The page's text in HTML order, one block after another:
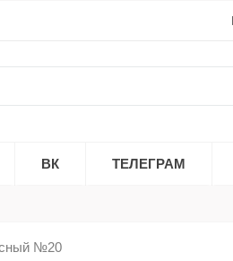
ВК ТЕЛЕГРАМ
№20